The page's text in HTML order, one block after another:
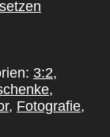
3:2,
,
, Fotografie,